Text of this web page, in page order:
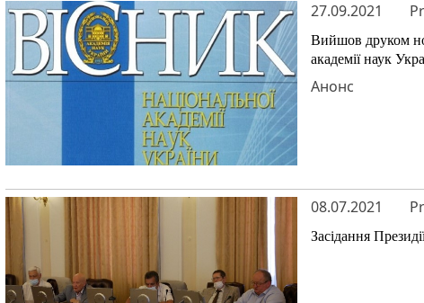
27.09.2021
Вийшов друком
академії наук
Анонс
08.07.2021
Засідання